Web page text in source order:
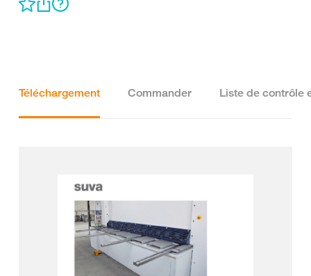
Téléchargement Commander Liste de contrôle